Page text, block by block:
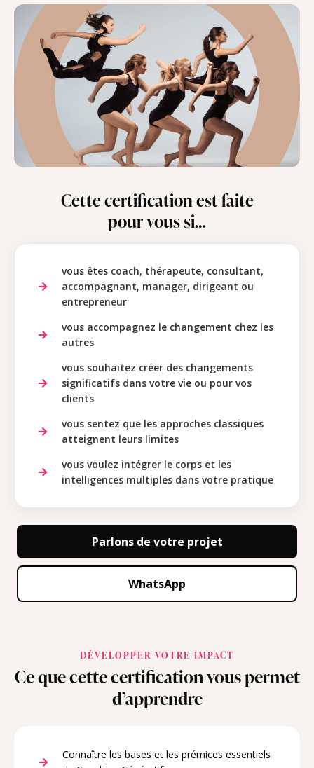
Cette certification est faite
pour vous si…
vous êtes coach, thérapeute, consultant,
accompagnant, manager, dirigeant ou
entrepreneur
vous accompagnez le changement chez les
autres
vous souhaitez créer des changements
significatifs dans votre vie ou pour vos
clients
vous sentez que les approches classiques
atteignent leurs limites
vous voulez intégrer le corps et les
intelligences multiples dans votre pratique
Parlons de votre projet
WhatsApp
DÉVELOPPER VOTRE IMPACT
Ce que cette certification vous permet
d’apprendre
Connaître les bases et les prémices essentiels